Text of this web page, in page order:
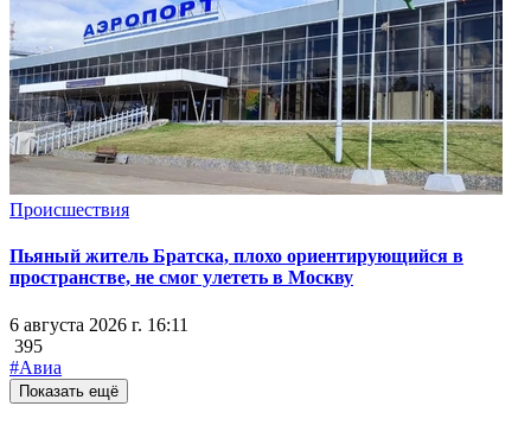
Происшествия
Пьяный житель Братска, плохо ориентирующийся в
пространстве, не смог улететь в Москву
6 августа 2026 г. 16:11
395
#Авиа
Показать ещё